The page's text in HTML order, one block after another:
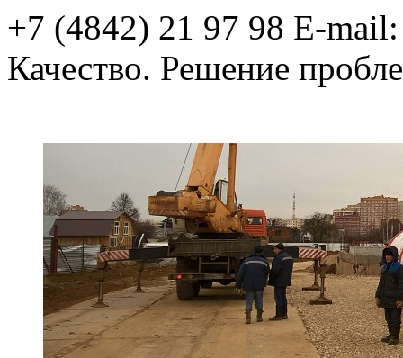
+7 (4842) 21 97 98 E-
Качество. Решение